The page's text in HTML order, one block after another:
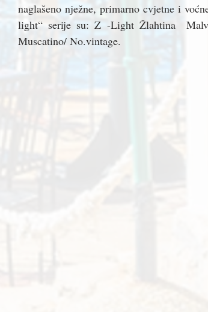
naglašeno nježne, primarno cvjetne i
light“ serije su: Z -Light Žlahtina
Muscatino/ No.vintage.